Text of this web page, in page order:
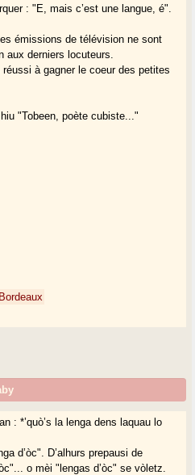
: "E, mais c’est une langue, é".
émissions de télévision ne sont
aux derniers locuteurs.
réussi à gagner le coeur des petites
"Tobeen, poète cubiste..."
: *’quò’s la lenga dens laquau lo
d’òc". D’alhurs prepausi de
o mèi "lengas d’òc" se vòletz.